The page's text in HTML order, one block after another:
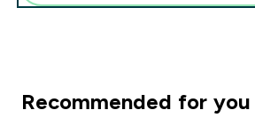
Recommended for you